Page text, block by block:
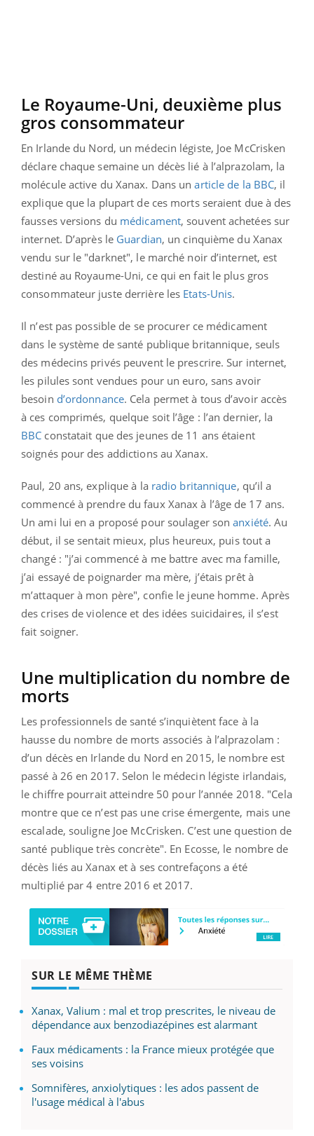
Le Royaume-Uni, deuxième plus
gros consommateur
En Irlande du Nord, un médecin légiste, Joe McCrisken
déclare chaque semaine un décès lié à l’alprazolam, la
molécule active du Xanax. Dans unarticle de la BBC, il
explique que la plupart de ces morts seraient due à des
fausses versions du médicament, souvent achetées sur
internet. D’après le Guardian, un cinquième du Xanax
vendu sur le "darknet", le marché noir d’internet, est
destiné au Royaume-Uni, ce qui en fait le plus gros
consommateur juste derrière les Etats-Unis.
Il n’est pas possible de se procurer ce médicament
dans le système de santé publique britannique, seuls
des médecins privés peuvent le prescrire. Sur internet,
les pilules sont vendues pour un euro, sans avoir
besoin d’ordonnance. Cela permet à tous d’avoir accès
à ces comprimés, quelque soit l’âge : l’an dernier, la
BBC constatait que des jeunes de 11 ans étaient
soignés pour des addictions au Xanax.
Paul, 20 ans, explique à la radio britannique, qu’il a
commencé à prendre du faux Xanax à l’âge de 17 ans.
Un ami lui en a proposé pour soulager sonanxiété. Au
début, il se sentait mieux, plus heureux, puis tout a
changé : "j’ai commencé à me battre avec ma famille,
j’ai essayé de poignarder ma mère, j’étais prêt à
m’attaquer à mon père", confie le jeune homme. Après
des crises de violence et des idées suicidaires, il s’est
fait soigner.
Une multiplication du nombre de
morts
Les professionnels de santé s’inquiètent face à la
hausse du nombre de morts associés à l’alprazolam :
d’un décès en Irlande du Nord en 2015, le nombre est
passé à 26 en 2017. Selon le médecin légiste irlandais,
le chiffre pourrait atteindre 50 pour l’année 2018. "Cela
montre que ce n’est pas une crise émergente, mais une
escalade, souligne Joe McCrisken. C’est une question de
santé publique très concrète". En Ecosse, le nombre de
décès liés au Xanax et à ses contrefaçons a été
multiplié par 4 entre 2016 et 2017.
SUR LE MÊME THÈME
Xanax, Valium : mal et trop prescrites, le niveau de
dépendance aux benzodiazépines est alarmant
Faux médicaments : la France mieux protégée que
ses voisins
Somnifères, anxiolytiques : les ados passent de
l'usage médical à l'abus